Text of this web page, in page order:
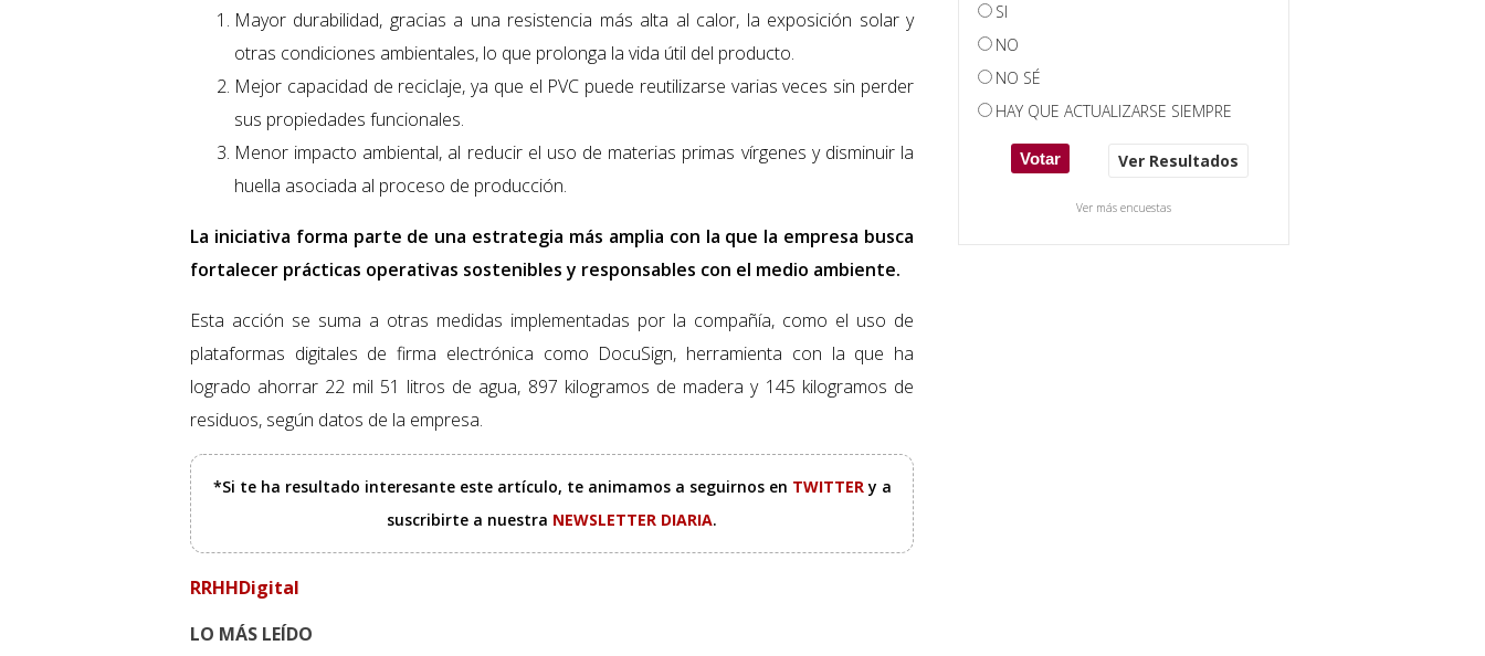
Mayor durabilidad, gracias a una resistencia más alta al calor, la exposición solar y
otras condiciones ambientales, lo que prolonga la vida útil del producto.
Mejor capacidad de reciclaje, ya que el PVC puede reutilizarse varias veces sin perder
sus propiedades funcionales.
Menor impacto ambiental, al reducir el uso de materias primas vírgenes y disminuir la
huella asociada al proceso de producción.
La iniciativa forma parte de una estrategia más amplia con la que la empresa busca
fortalecer prácticas operativas sostenibles y responsables con el medio ambiente.
Esta acción se suma a otras medidas implementadas por la compañía, como el uso de
plataformas digitales de firma electrónica como DocuSign, herramienta con la que ha
logrado ahorrar 22 mil 51 litros de agua, 897 kilogramos de madera y 145 kilogramos de
residuos, según datos de la empresa.
*Si te ha resultado interesante este artículo, te animamos a seguirnos en TWITTERy a
suscribirte a nuestra NEWSLETTER DIARIA.
RRHHDigital
LO MÁS LEÍDO
SI
NO
NO SÉ
HAY QUE ACTUALIZARSE SIEMPRE
Ver Resultados
Ver más encuestas